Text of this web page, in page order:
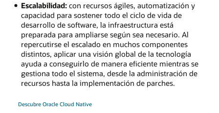
Escalabilidad:con recursos ágiles, automatización y
capacidad para sostener todo el ciclo de vida de
desarrollo de software, la infraestructura está
preparada para ampliarse según sea necesario. Al
repercutirse el escalado en muchos componentes
distintos, aplicar una visión global de la tecnología
ayuda a conseguirlo de manera eficiente mientras se
gestiona todo el sistema, desde la administración de
recursos hasta la implementación de parches.
Descubre Oracle Cloud Native